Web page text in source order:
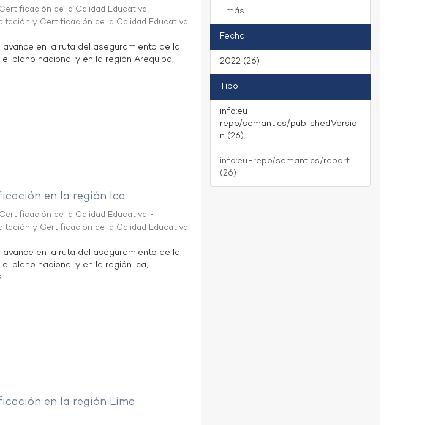
de la Calidad Educativa -
y Certificación de la Calidad Educativa
en la ruta del aseguramiento de la
plano nacional y en la región Arequipa,
en la región Ica
de la Calidad Educativa -
y Certificación de la Calidad Educativa
en la ruta del aseguramiento de la
plano nacional y en la región Ica,
en la región Lima
... más
Fecha
2022 (26)
Tipo
info:eu-
repo/semantics/publishedVersio
n (26)
info:eu-repo/semantics/report
(26)